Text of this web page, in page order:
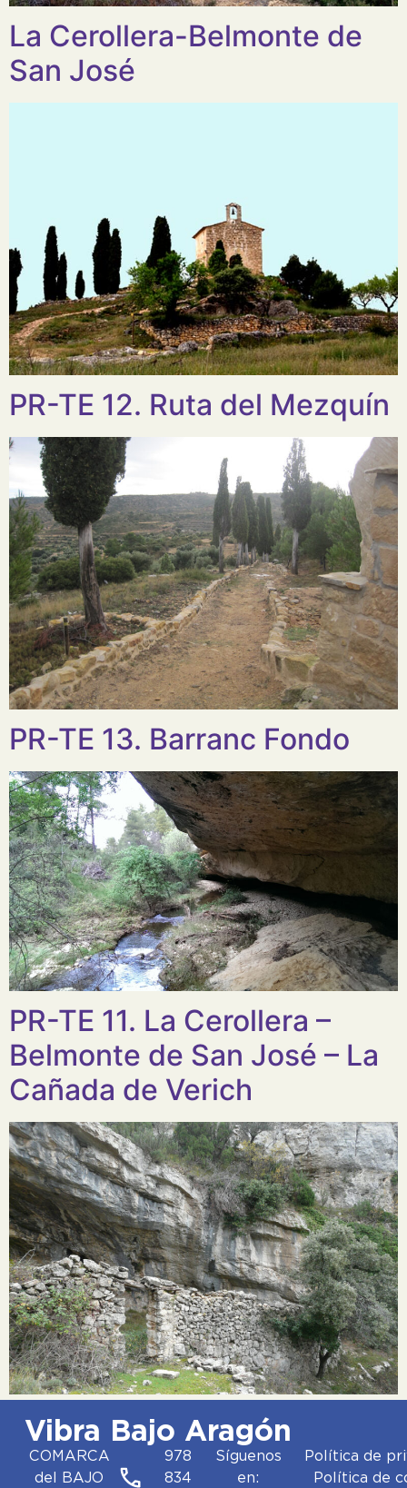
La Cerollera-Belmonte de
San José
PR-TE 12. Ruta del Mezquín
PR-TE 13. Barranc Fondo
PR-TE 11. La Cerollera –
Belmonte de San José – La
Cañada de Verich
Vibra Bajo Aragón
COMARCA
del BAJO
978
834
Síguenos
en:
Política de
Política de